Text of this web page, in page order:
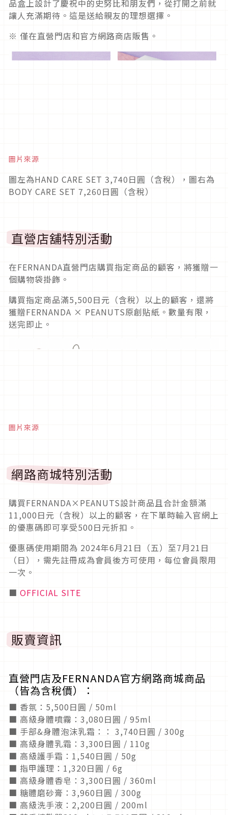
品盒上設計了慶祝中的史努比和朋友們，從打開之前就
讓人充滿期待。這是送給親友的理想選擇。
※ 僅在直營門店和官方網路商店販售。
圖片來源
圖左為HAND CARE SET 3,740日圓（含稅），圖右為
BODY CARE SET 7,260日圓（含稅）
直營店舖特別活動
在FERNANDA直營門店購買指定商品的顧客，將獲贈一
個購物袋掛飾。
購買指定商品滿5,500日元（含稅）以上的顧客，還將
獲贈FERNANDA × PEANUTS原創貼紙。數量有限，
送完即止。
圖片來源
網路商城特別活動
購買FERNANDA×PEANUTS設計商品且合計金額滿
11,000日元（含稅）以上的顧客，在下單時輸入官網上
的優惠碼即可享受500日元折扣。
優惠碼使用期間為 2024年6月21日（五）至7月21日
（日），需先註冊成為會員後方可使用，每位會員限用
一次。
■ OFFICIAL SITE
販賣資訊
直營門店及FERNANDA官方網路商城商品
（皆為含稅價）：
■ 香氛：5,500日圓 / 50ml
■ 高級身體噴霧：3,080日圓 / 95ml
■ 手部&身體泡沫乳霜：： 3,740日圓 / 300g
■ 高級身體乳霜：3,300日圓 / 110g
■ 高級護手霜：1,540日圓 / 50g
■ 指甲護理：1,320日圓 / 6g
■ 高級身體香皂：3,300日圓 / 360ml
■ 糖體磨砂膏：3,960日圓 / 300g
■ 高級洗手液：2,200日圓 / 200ml